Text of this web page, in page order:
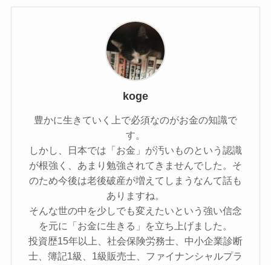
koge
豊かに生きていく上で必須なのがお金の知識で
す。
しかし、日本では「お金」が汚いものという認識
が根強く、あまり勉強されてきませんでした。そ
のため今後は老後破産が増えてしまうなんて話も
ありますね。
そんな世の中を少しでも変えたいという強い信念
を元に「お金に生きる」を立ち上げました。
投資歴15年以上、社会保険労務士、中小企業診断
士、簿記1級、1級販売士、ファイナンシャルプラ